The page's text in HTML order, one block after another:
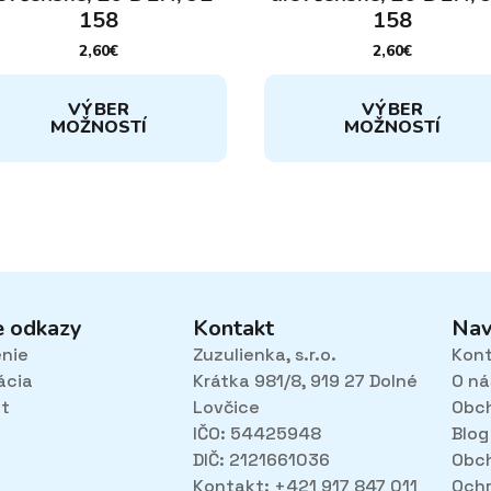
158
2,60€
VÝBER
MOŽNOSTÍ
158
2,60€
VÝBER
MOŽNOSTÍ
Tento
viacero
môžete
na
stránke
produktu.
odkazy Kontakt
Zuzulienka, s.r.o.
Krátka 981/8, 919 27 Dolné
Lovčice
IČO: 54425948
DIČ: 2121661036
Kontakt: +421 917 847 011
O
Blog